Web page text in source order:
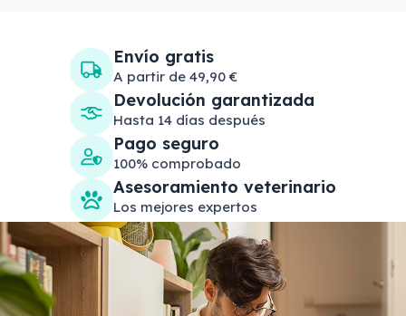
Envío gratis
A partir de 49,90 €
Devolución garantizada
Hasta 14 días después
Pago seguro
100% comprobado
Asesoramiento veterinario
Los mejores expertos